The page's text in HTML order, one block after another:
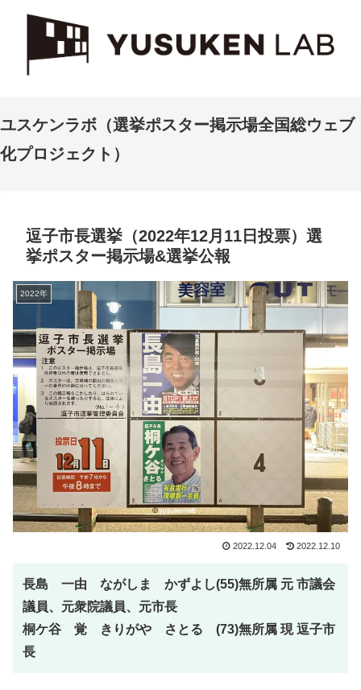
ユスケンラボ（選挙ポスター掲示場全国総ウェブ
化プロジェクト）
逗子市長選挙（2022年12月11日投票）選
挙ポスター掲示場&選挙公報
2022年
2022.12.04 2022.12.10
長島 一由 ながしま かずよし(55)無所属 元 市議会
議員、元衆院議員、元市長
桐ケ谷 覚 きりがや さとる (73)無所属 現 逗子市
長